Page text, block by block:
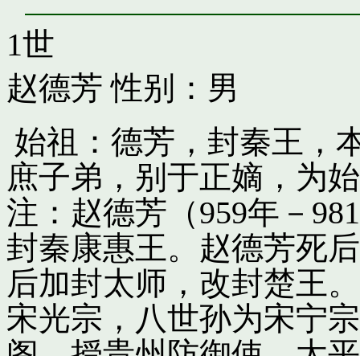
1世
赵德芳 性别：男
始祖：德芳，封秦王，
庶子弟，别于正嫡，为
注：赵德芳（959年－
封秦康惠王。赵德芳死
后加封太师，改封楚王
宋光宗，八世孙为宋宁